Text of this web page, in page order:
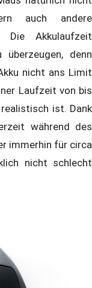
auch andere
Die Akkulaufzeit
denn
nicht ans Limit
Laufzeit von bis
ist. Dank
während des
immerhin für circa
nicht schlecht